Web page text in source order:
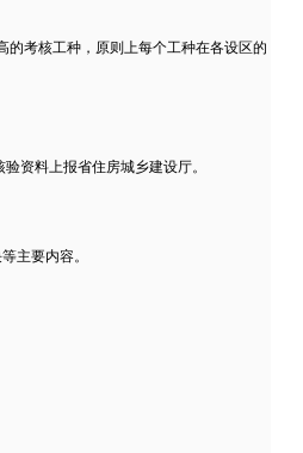
的考核工种，原则上每个工种在各设区的
资料上报省住房城乡建设厅。
主要内容。